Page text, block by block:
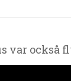
var också